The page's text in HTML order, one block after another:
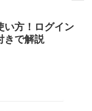
い方！ログイン
きで解説